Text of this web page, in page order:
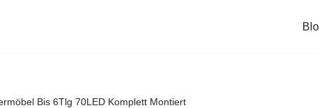
Bis 6Tlg 70LED Komplett Montiert